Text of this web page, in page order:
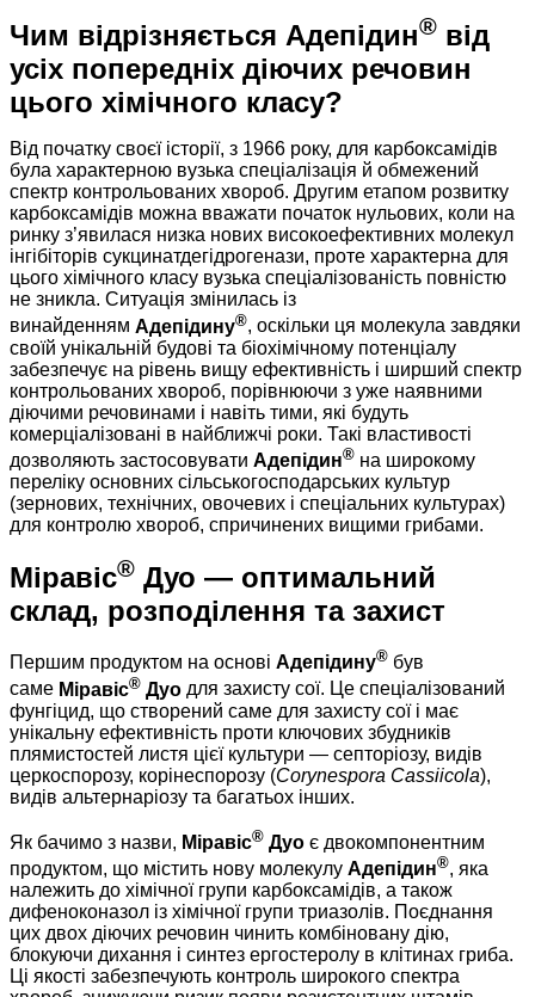
Чим відрізняється Адепідин® від
усіх попередніх діючих речовин
цього хімічного класу?
Від початку своєї історії, з 1966 року, для карбоксамідів
була характерною вузька спеціалізація й обмежений
спектр контрольованих хвороб. Другим етапом розвитку
карбоксамідів можна вважати початок нульових, коли на
ринку з’явилася низка нових високоефективних молекул
інгібіторів сукцинатдегідрогенази, проте характерна для
цього хімічного класу вузька спеціалізованість повністю
не зникла. Ситуація змінилась із
винайденням Адепідину®, оскільки ця молекула завдяки
своїй унікальній будові та біохімічному потенціалу
забезпечує на рівень вищу ефективність і ширший спектр
контрольованих хвороб, порівнюючи з уже наявними
діючими речовинами і навіть тими, які будуть
комерціалізовані в найближчі роки. Такі властивості
дозволяють застосовувати Адепідин® на широкому
переліку основних сільськогосподарських культур
(зернових, технічних, овочевих і спеціальних культурах)
для контролю хвороб, спричинених вищими грибами.
Міравіс® Дуо — оптимальний
склад, розподілення та захист
Першим продуктом на основі Адепідину® був
саме Міравіс® Дуо для захисту сої. Це спеціалізований
фунгіцид, що створений саме для захисту сої і має
унікальну ефективність проти ключових збудників
плямистостей листя цієї культури — септоріозу, видів
церкоспорозу, корінеспорозу (Corynespora Cassiicola),
видів альтернаріозу та багатьох інших.
Як бачимо з назви, Міравіс® Дуо є двокомпонентним
продуктом, що містить нову молекулу Адепідин®, яка
належить до хімічної групи карбоксамідів, а також
дифеноконазол із хімічної групи триазолів. Поєднання
цих двох діючих речовин чинить комбіновану дію,
блокуючи дихання і синтез ергостеролу в клітинах гриба.
Ці якості забезпечують контроль широкого спектра